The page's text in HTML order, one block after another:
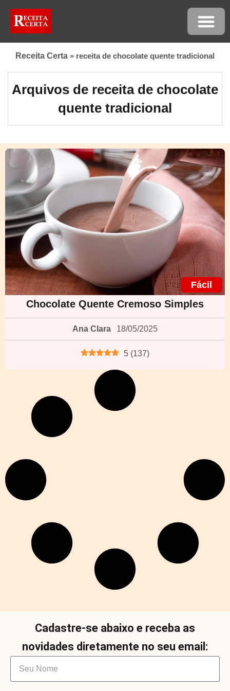
Receita Certa » receita de chocolate quente tradicional
Arquivos de receita de chocolate
quente tradicional
Fácil
Chocolate Quente Cremoso Simples
Ana Clara 18/05/2025
5 (137)
Cadastre-se abaixo e receba as
novidades diretamente no seu email: